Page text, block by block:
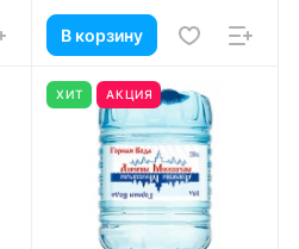
В корзину
ХИТ АКЦИЯ